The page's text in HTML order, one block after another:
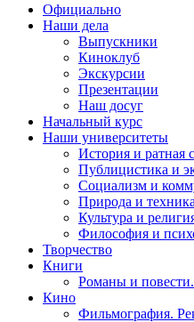
Официально
Наши дела
Выпускники
Киноклуб
Экскурсии
Презентации
Наш досуг
Начальный курс
Наши университеты
История и ратная
Публицистика и
Социализм и
Природа и техника
Культура и
Философия и
Творчество
Книги
Романы и
Кино
Фильмография.